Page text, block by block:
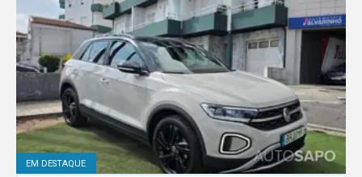
EM DESTAQUE